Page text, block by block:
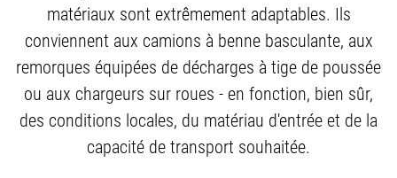
matériaux sont extrêmement adaptables. Ils
conviennent aux camions à benne basculante, aux
remorques équipées de décharges à tige de poussée
ou aux chargeurs sur roues - en fonction, bien sûr,
des conditions locales, du matériau d'entrée et de la
capacité de transport souhaitée.